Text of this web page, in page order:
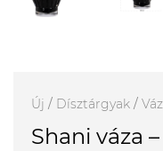
Új / Dísztárgyak /
Shani váza